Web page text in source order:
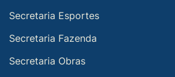
Secretaria Esportes
Secretaria Fazenda
Secretaria Obras